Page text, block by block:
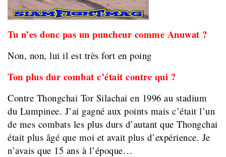
Tu n’es donc pas un puncheur comme Anuwat ?
Non, non, lui il est très fort en poing
Ton plus dur combat c’était contre qui ?
Contre Thongchai Tor Silachai en 1996 au stadium
du Lumpinee. J’ai gagné aux points mais c’était l’un
de mes combats les plus durs d’autant que Thongchai
était plus âgé que moi et avait plus d’expérience. Je
n’avais que 15 ans à l’époque…